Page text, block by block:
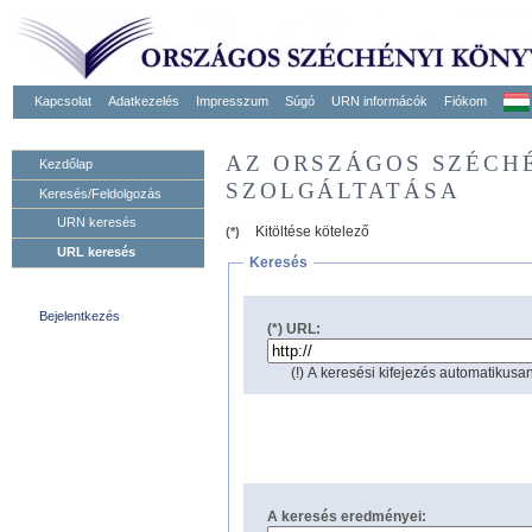
Kapcsolat Adatkezelés Impresszum Súgó URN informácók Fiókom
Kezdőlap
Keresés/Feldolgozás
URN keresés
URL keresés
Bejelentkezés
AZ ORSZÁGOS
SZOLGÁLTATÁSA
(*)
Kitöltése kötelező
Keresés
(*) URL:
(!) A keresési kifejezés
A keresés eredményei: